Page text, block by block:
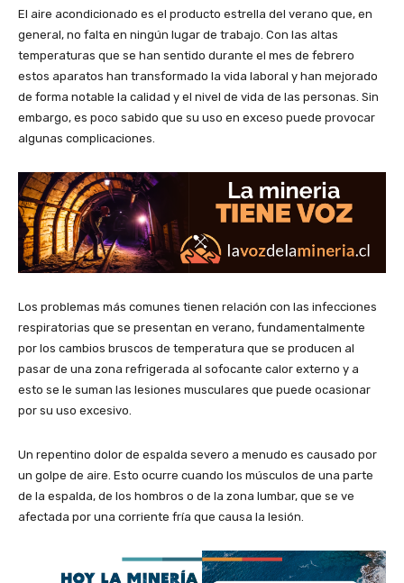
El aire acondicionado es el producto estrella del verano que, en
general, no falta en ningún lugar de trabajo. Con las altas
temperaturas que se han sentido durante el mes de febrero
estos aparatos han transformado la vida laboral y han mejorado
de forma notable la calidad y el nivel de vida de las personas. Sin
embargo, es poco sabido que su uso en exceso puede provocar
algunas complicaciones.
Los problemas más comunes tienen relación con las infecciones
respiratorias que se presentan en verano, fundamentalmente
por los cambios bruscos de temperatura que se producen al
pasar de una zona refrigerada al sofocante calor externo y a
esto se le suman las lesiones musculares que puede ocasionar
por su uso excesivo.
Un repentino dolor de espalda severo a menudo es causado por
un golpe de aire. Esto ocurre cuando los músculos de una parte
de la espalda, de los hombros o de la zona lumbar, que se ve
afectada por una corriente fría que causa la lesión.